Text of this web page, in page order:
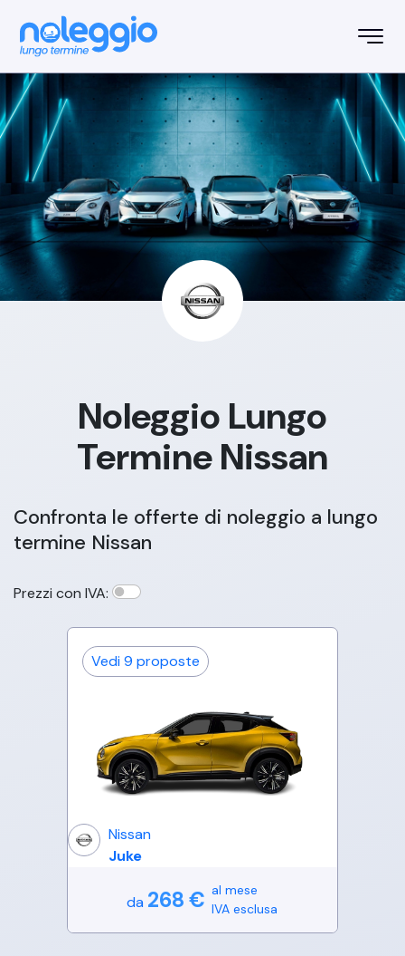
Noleggio Lungo
TermineNissan
Confronta le offerte di noleggio a lungo
termine Nissan
Prezzi con IVA:
Vedi 9 proposte
Nissan
Juke
da 268 € al mese
IVA esclusa